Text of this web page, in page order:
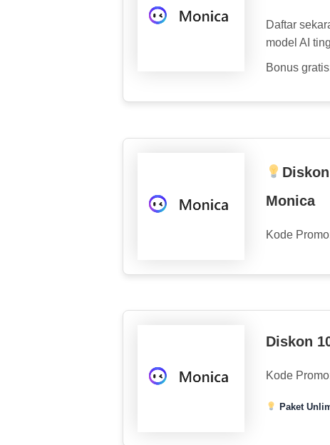
Daftar
model AI
Bonus
Monica
Kode
Diskon
Kode
Paket